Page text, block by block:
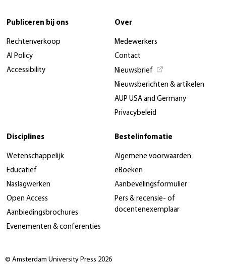
Publiceren bij ons
Rechtenverkoop
AI Policy
Accessibility
Over
Medewerkers
Contact
Nieuwsbrief
Nieuwsberichten & artikelen
AUP USA and Germany
Privacybeleid
Disciplines
Wetenschappelijk
Educatief
Naslagwerken
Open Access
Aanbiedingsbrochures
Evenementen & conferenties
Bestelinfomatie
Algemene voorwaarden
eBoeken
Aanbevelingsformulier
Pers & recensie- of
docentenexemplaar
© Amsterdam University Press 2026